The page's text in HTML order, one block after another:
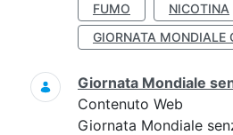
FUMO NICOTINA
GIORNATA MONDIALE
Giornata Mondiale
Contenuto Web
Giornata Mondiale